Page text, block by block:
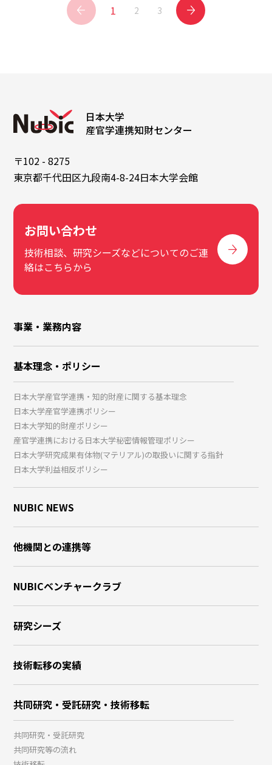
1 2 3
日本大学
産官学連携知財センター
〒102 - 8275
東京都千代田区九段南4-8-24日本大学会館
お問い合わせ
技術相談、研究シーズなどについてのご連
絡はこちらから
事業・業務内容
基本理念・ポリシー
日本大学産官学連携・知的財産に関する基本理念
日本大学産官学連携ポリシー
日本大学知的財産ポリシー
産官学連携における日本大学秘密情報管理ポリシー
日本大学研究成果有体物(マテリアル)の取扱いに関する指針
日本大学利益相反ポリシー
NUBIC NEWS
他機関との連携等
NUBICベンチャークラブ
研究シーズ
技術転移の実績
共同研究・受託研究・技術移転
共同研究・受託研究
共同研究等の流れ